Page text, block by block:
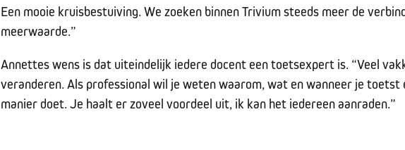
Een mooie kruisbestuiving. We zoeken binnen Trivium steeds meer de
meerwaarde.”
Annettes wens is dat uiteindelijk iedere docent een toetsexpert is. “Veel
veranderen. Als professional wil je weten waarom, wat en wanneer je toetst
manier doet. Je haalt er zoveel voordeel uit, ik kan het iedereen aanraden.”